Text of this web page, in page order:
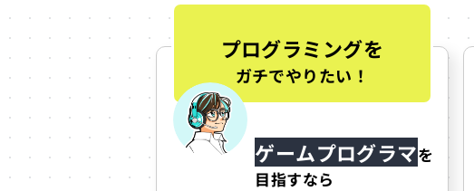
プログラミングを
ガチでやりたい！
ゲームプログラマを
目指すなら